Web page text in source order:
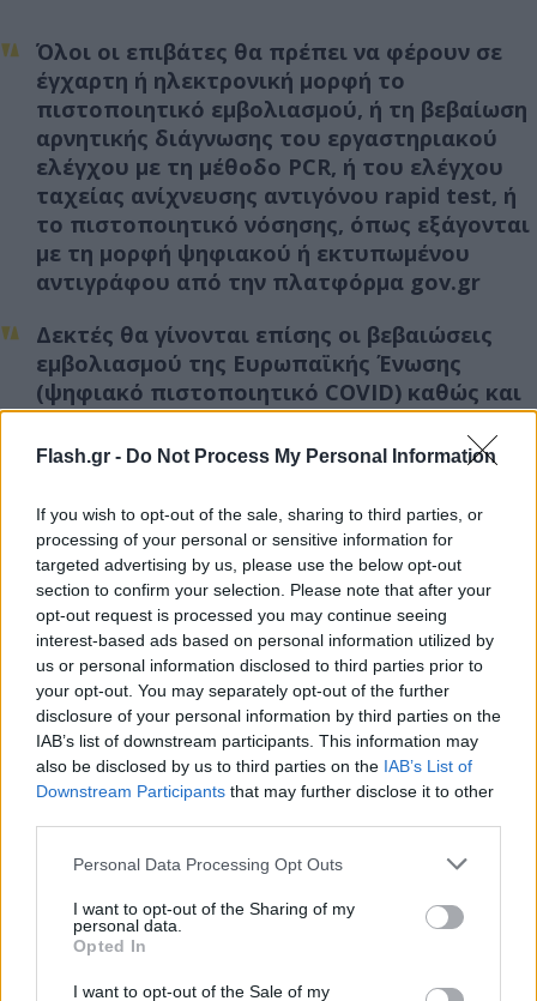
Flash.gr - Do Not Process My Personal Information
If you wish to opt-out of the sale, sharing to third parties, or
processing of your personal or sensitive information for
targeted advertising by us, please use the below opt-out
section to confirm your selection. Please note that after your
opt-out request is processed you may continue seeing
interest-based ads based on personal information utilized by
us or personal information disclosed to third parties prior to
your opt-out. You may separately opt-out of the further
disclosure of your personal information by third parties on the
IAB’s list of downstream participants. This information may
also be disclosed by us to third parties on the IAB’s List of
Downstream Participants that may further disclose it to other
Please note that this website/app uses one or more Google
not limited to your visit or usage behaviour. You may click to
grant or deny consent to Google and its third-party tags to
use your data for below specified purposes in below Google
consent section.
Personal Data Processing Opt Outs
I want to opt-out of the Sharing of my
personal data.
Opted In
I want to opt-out of the Sale of my
Όλοι οι επιβάτες θα πρέπει να φέρουν σε
έγχαρτη ή ηλεκτρονική μορφή το
πιστοποιητικό εμβολιασμού, ή τη βεβαίωση
αρνητικής διάγνωσης του εργαστηριακού
ελέγχου με τη μέθοδο PCR, ή του ελέγχου
ταχείας ανίχνευσης αντιγόνου rapid test, ή
το πιστοποιητικό νόσησης, όπως εξάγονται
με τη μορφή ψηφιακού ή εκτυπωμένου
αντιγράφου από την πλατφόρμα gov.gr
Δεκτές θα γίνονται επίσης οι βεβαιώσεις
εμβολιασμού της Ευρωπαϊκής Ένωσης
(ψηφιακό πιστοποιητικό COVID) καθώς και
τρίτων χωρών.
Κατά την επιβίβαση στα πλοία των
επιβατών που φέρουν τα πιο πάνω
πιστοποιητικά/βεβαιώσεις, θα διενεργείται
ηλεκτρονικός έλεγχος πιστοποίησης αυτών
από το πλήρωμα του πλοίου με την
παρουσία και υπό την εποπτεία στελέχους
της αρμόδιας Λιμενικής Αρχής.
Παράλληλα, θα διενεργείται έλεγχος
ταυτοπροσωπίας των επιβατών με το
έγγραφο ταυτότητας ή το διαβατήριο, ή
οιοδήποτε προβλεπόμενο έγγραφο που
Σε κάθε περίπτωση, για την επιβίβαση των
επιβατών από λιμάνια της ηπειρωτικής Ελλάδας
προς τα νησιά και αντίστροφα, συμπληρώνεται
υποχρεωτικά το Ερωτηματολόγιο Δήλωσης Υγείας